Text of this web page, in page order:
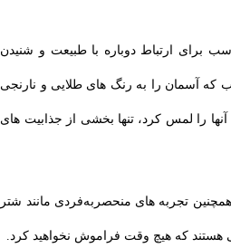
برای ارتباط دوباره با طبیعت و شنیدن
که آسمان را به رنگ ‌های طلایی و نارنجی
را لمس کرد، تنها بخشی از جذابیت ‌های
تجربه ‌های منحصربه‌فردی مانند شتر
که هیچ وقت فراموش نخواهید کرد.